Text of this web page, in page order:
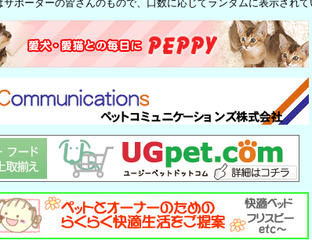
サポーターの皆さんのもので、口数に応じてランダムに表示され